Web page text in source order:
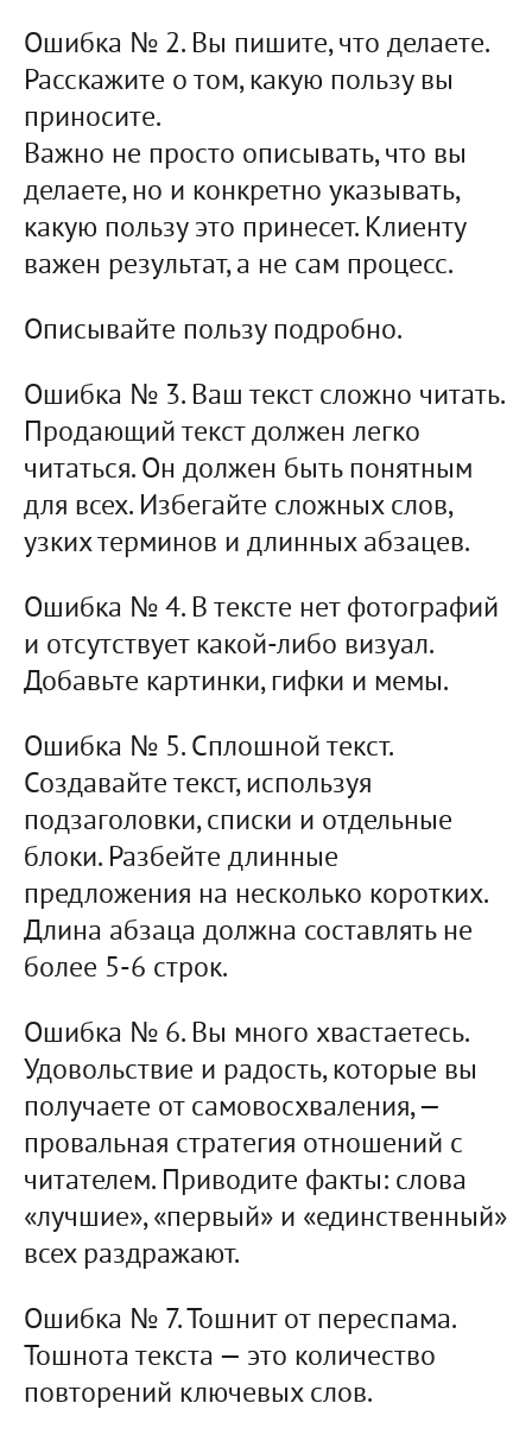
Ошибка № 2. Вы пишите, что делаете.
Расскажите о том, какую пользу вы
приносите.
Важно не просто описывать, что вы
делаете, но и конкретно указывать,
какую пользу это принесет. Клиенту
важен результат, а не сам процесс.
Описывайте пользу подробно.
Ошибка № 3. Ваш текст сложно читать.
Продающий текст должен легко
читаться. Он должен быть понятным
для всех. Избегайте сложных слов,
узких терминов и длинных абзацев.
Ошибка № 4. В тексте нет фотографий
и отсутствует какой-либо визуал.
Добавьте картинки, гифки и мемы.
Ошибка № 5. Сплошной текст.
Создавайте текст, используя
подзаголовки, списки и отдельные
блоки. Разбейте длинные
предложения на несколько коротких.
Длина абзаца должна составлять не
более 5-6 строк.
Ошибка № 6. Вы много хвастаетесь.
Удовольствие и радость, которые вы
получаете от самовосхваления, —
провальная стратегия отношений с
читателем. Приводите факты: слова
«лучшие», «первый» и «единственный»
всех раздражают.
Ошибка № 7. Тошнит от переспама.
Тошнота текста — это количество
повторений ключевых слов.